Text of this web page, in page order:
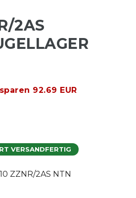
2AS
92.69 EUR
VERSANDFERTIG
ZZNR/2AS NTN